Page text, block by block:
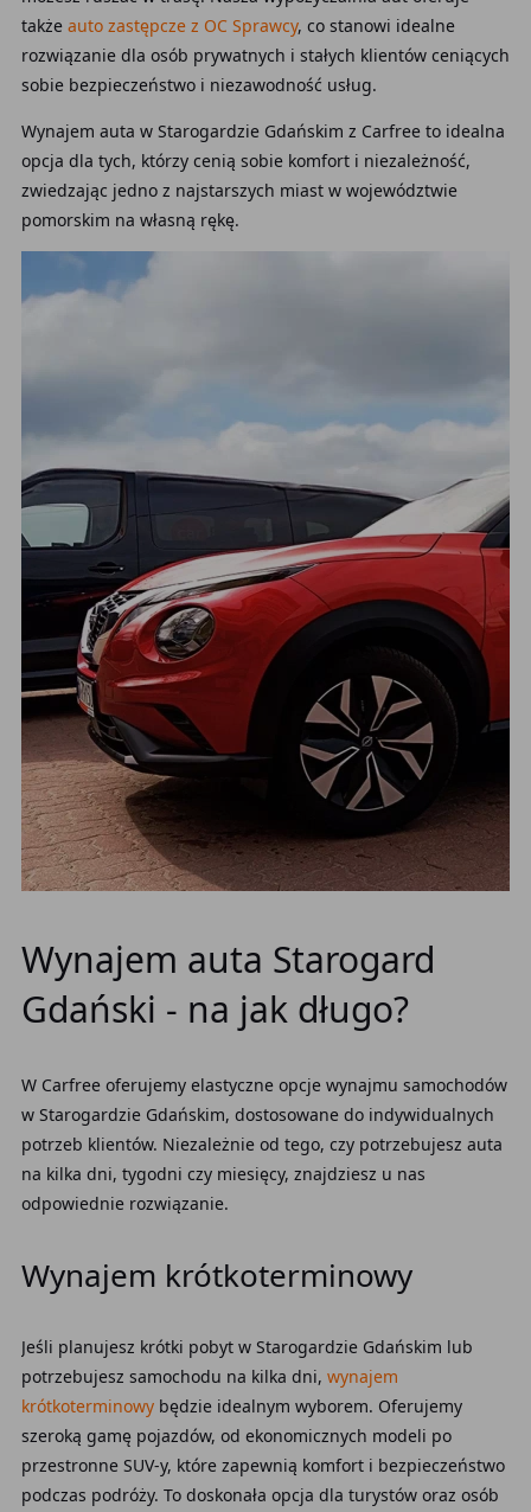
także auto zastępcze z OC Sprawcy, co stanowi idealne
rozwiązanie dla osób prywatnych i stałych klientów ceniących
sobie bezpieczeństwo i niezawodność usług.
Wynajem auta w Starogardzie Gdańskim z Carfree to idealna
opcja dla tych, którzy cenią sobie komfort i niezależność,
zwiedzając jedno z najstarszych miast w województwie
pomorskim na własną rękę.
Wynajem auta Starogard
Gdański - na jak długo?
W Carfree oferujemy elastyczne opcje wynajmu samochodów
w Starogardzie Gdańskim, dostosowane do indywidualnych
potrzeb klientów. Niezależnie od tego, czy potrzebujesz auta
na kilka dni, tygodni czy miesięcy, znajdziesz u nas
odpowiednie rozwiązanie.
Wynajem krótkoterminowy
Jeśli planujesz krótki pobyt w Starogardzie Gdańskim lub
potrzebujesz samochodu na kilka dni, wynajem
krótkoterminowybędzie idealnym wyborem. Oferujemy
szeroką gamę pojazdów, od ekonomicznych modeli po
przestronne SUV-y, które zapewnią komfort i bezpieczeństwo
podczas podróży. To doskonała opcja dla turystów oraz osób